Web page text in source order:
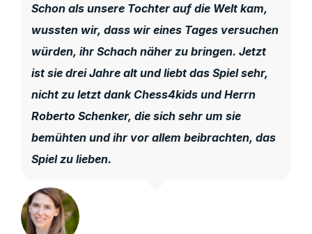
Schon als unsere Tochter auf die Welt kam,
wussten wir, dass wir eines Tages versuchen
würden, ihr Schach näher zu bringen. Jetzt
ist sie drei Jahre alt und liebt das Spiel sehr,
nicht zu letzt dank Chess4kids und Herrn
Roberto Schenker, die sich sehr um sie
bemühten und ihr vor allem beibrachten, das
Spiel zu lieben.